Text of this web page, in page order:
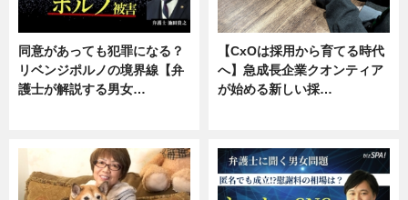
同意があっても犯罪になる？
リベンジポルノの境界線【弁
護士が解説する男女…
【CxOは採用から育てる時代
へ】急成長企業クオンティア
が始める新しい採…